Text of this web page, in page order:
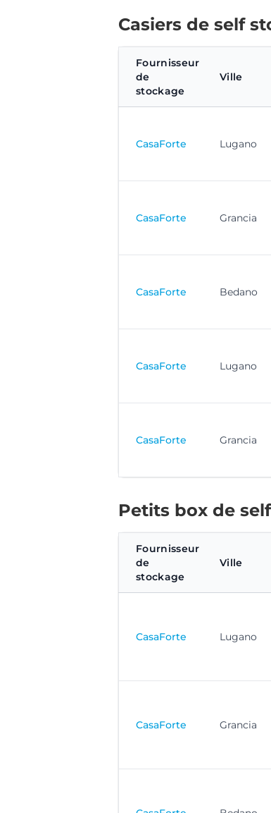
Casiers de self
Fournisseur
de
stockage
Ville
CasaForte Lugano
CasaForte Grancia
CasaForte Bedano
CasaForte Lugano
CasaForte Grancia
Petits box de
Fournisseur
de
stockage
Ville
CasaForte Lugano
CasaForte Grancia